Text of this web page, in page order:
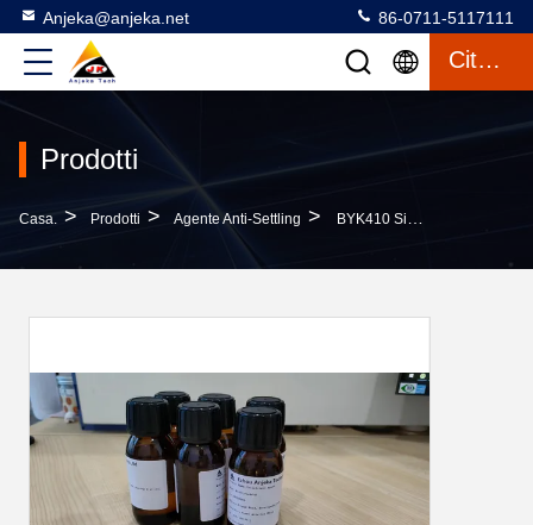
Anjeka@anjeka.net 86-0711-5117111
Citazione
Prodotti
Casa. > Prodotti > Agente Anti-Settling > BYK410 Simile Additivo Reologico Per Adesivi Anti-Insedianti